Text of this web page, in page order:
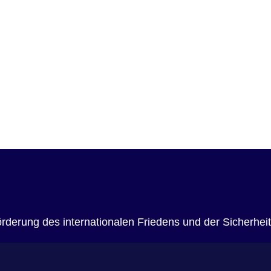
des internationalen Friedens und der Sicherheit